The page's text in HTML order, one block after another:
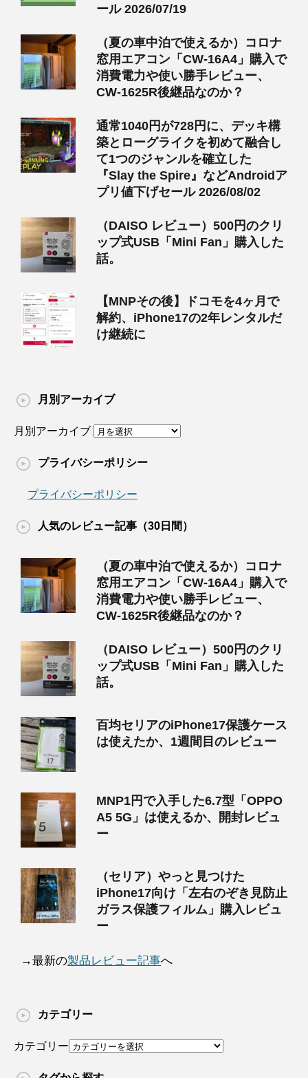
ール 2026/07/19
（夏の車中泊で使えるか）コロナ
窓用エアコン「CW-16A4」購入で
消費電力や使い勝手レビュー、
CW-1625R後継品なのか？
通常1040円が728円に、デッキ構
築とローグライクを初めて融合し
て1つのジャンルを確立した
『Slay the Spire』などAndroidア
プリ値下げセール 2026/08/02
（DAISO レビュー）500円のクリ
ップ式USB「Mini Fan」購入した
話。
【MNPその後】ドコモを4ヶ月で
解約、iPhone17の2年レンタルだ
け継続に
月別アーカイブ
月別アーカイブ
プライバシーポリシー
プライバシーポリシー
人気のレビュー記事（30日間）
（夏の車中泊で使えるか）コロナ
窓用エアコン「CW-16A4」購入で
消費電力や使い勝手レビュー、
CW-1625R後継品なのか？
（DAISO レビュー）500円のクリ
ップ式USB「Mini Fan」購入した
話。
百均セリアのiPhone17保護ケース
は使えたか、1週間目のレビュー
MNP1円で入手した6.7型「OPPO
A5 5G」は使えるか、開封レビュ
ー
（セリア）やっと見つけた
iPhone17向け「左右のぞき見防止
ガラス保護フィルム」購入レビュ
ー
→最新の製品レビュー記事へ
カテゴリー
カテゴリー